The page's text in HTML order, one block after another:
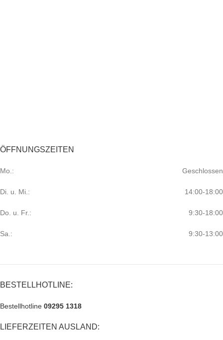
ÖFFNUNGSZEITEN
Mo.: Geschlossen
Di. u. Mi.: 14:00-18:00
Do. u. Fr.: 9:30-18:00
Sa.: 9:30-13:00
BESTELLHOTLINE:
Bestellhotline 09295 1318
LIEFERZEITEN AUSLAND: